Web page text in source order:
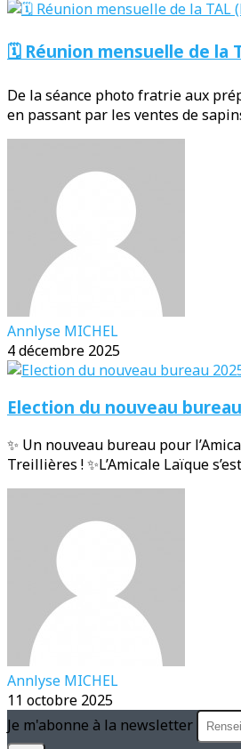
🗓️ Réunion mensuelle de la
De la séance photo fratrie aux
en passant par les ventes de
Annlyse MICHEL
4 décembre 2025
Election du nouveau
✨ Un nouveau bureau pour
Treillières ! ✨L’Amicale Laïque
Annlyse MICHEL
11 octobre 2025
Je m'abonne à la newsletter